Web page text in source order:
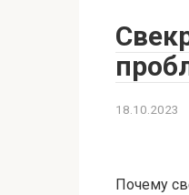
18.10.2023
Почему